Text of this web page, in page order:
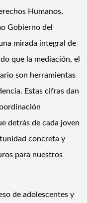
Humanos,
Gobierno del
mirada integral de
que la mediación, el
son herramientas
Estas cifras dan
detrás de cada joven
concreta y
para nuestros
de adolescentes y